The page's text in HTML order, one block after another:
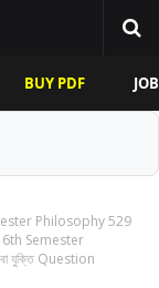
BUY PDF
Philosophy 529
Semester
যুক্তি Question